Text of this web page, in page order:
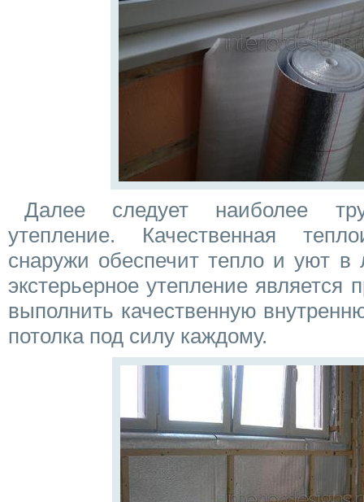
Далее следует наиболее
утепление. Качественная
снаружи обеспечит тепло и уют
экстерьерное утепление является
выполнить качественную
потолка под силу каждому.